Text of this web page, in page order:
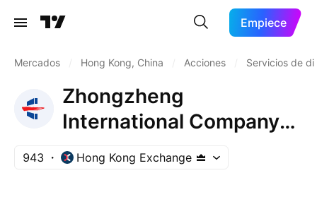
Empiece
Mercados Hong Kong, China Acciones Servicios de
Zhongzheng
International Company
Limited
943 Hong Kong Exchange